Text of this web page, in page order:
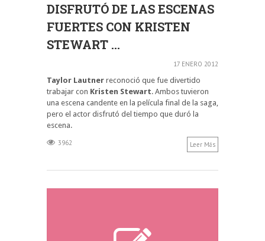
DISFRUTÓ DE LAS ESCENAS
FUERTES CON KRISTEN
STEWART ...
17 ENERO 2012
Taylor Lautner reconoció que fue divertido
trabajar con Kristen Stewart. Ambos tuvieron
una escena candente en la película final de la saga,
pero el actor disfrutó del tiempo que duró la
escena.
3962 Leer Más